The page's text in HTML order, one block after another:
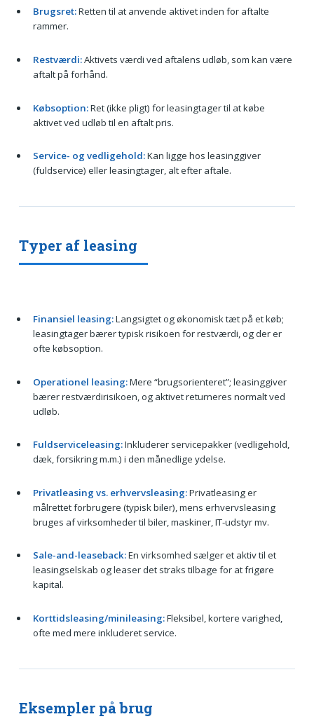
Brugsret:Retten til at anvende aktivet inden for aftalte
rammer.
Restværdi:Aktivets værdi ved aftalens udløb, som kan være
aftalt på forhånd.
Købsoption:Ret (ikke pligt) for leasingtager til at købe
aktivet ved udløb til en aftalt pris.
Service- og vedligehold:Kan ligge hos leasinggiver
(fuldservice) eller leasingtager, alt efter aftale.
Typer af leasing
Finansiel leasing:Langsigtet og økonomisk tæt på et køb;
leasingtager bærer typisk risikoen for restværdi, og der er
ofte købsoption.
Operationel leasing:Mere “brugsorienteret”; leasinggiver
bærer restværdirisikoen, og aktivet returneres normalt ved
udløb.
Fuldserviceleasing:Inkluderer servicepakker (vedligehold,
dæk, forsikring m.m.) i den månedlige ydelse.
Privatleasing vs. erhvervsleasing:Privatleasing er
målrettet forbrugere (typisk biler), mens erhvervsleasing
bruges af virksomheder til biler, maskiner, IT-udstyr mv.
Sale-and-leaseback:En virksomhed sælger et aktiv til et
leasingselskab og leaser det straks tilbage for at frigøre
kapital.
Korttidsleasing/minileasing:Fleksibel, kortere varighed,
ofte med mere inkluderet service.
Eksempler på brug